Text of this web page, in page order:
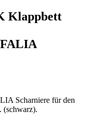
Klappbett
Scharniere für den
(schwarz).